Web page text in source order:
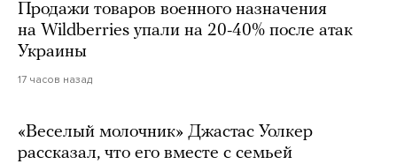
Продажи товаров военного назначения
на Wildberries упали на 20-40% после атак
Украины
17 часов назад
«Веселый молочник» Джастас Уолкер
рассказал, что его вместе с семьей